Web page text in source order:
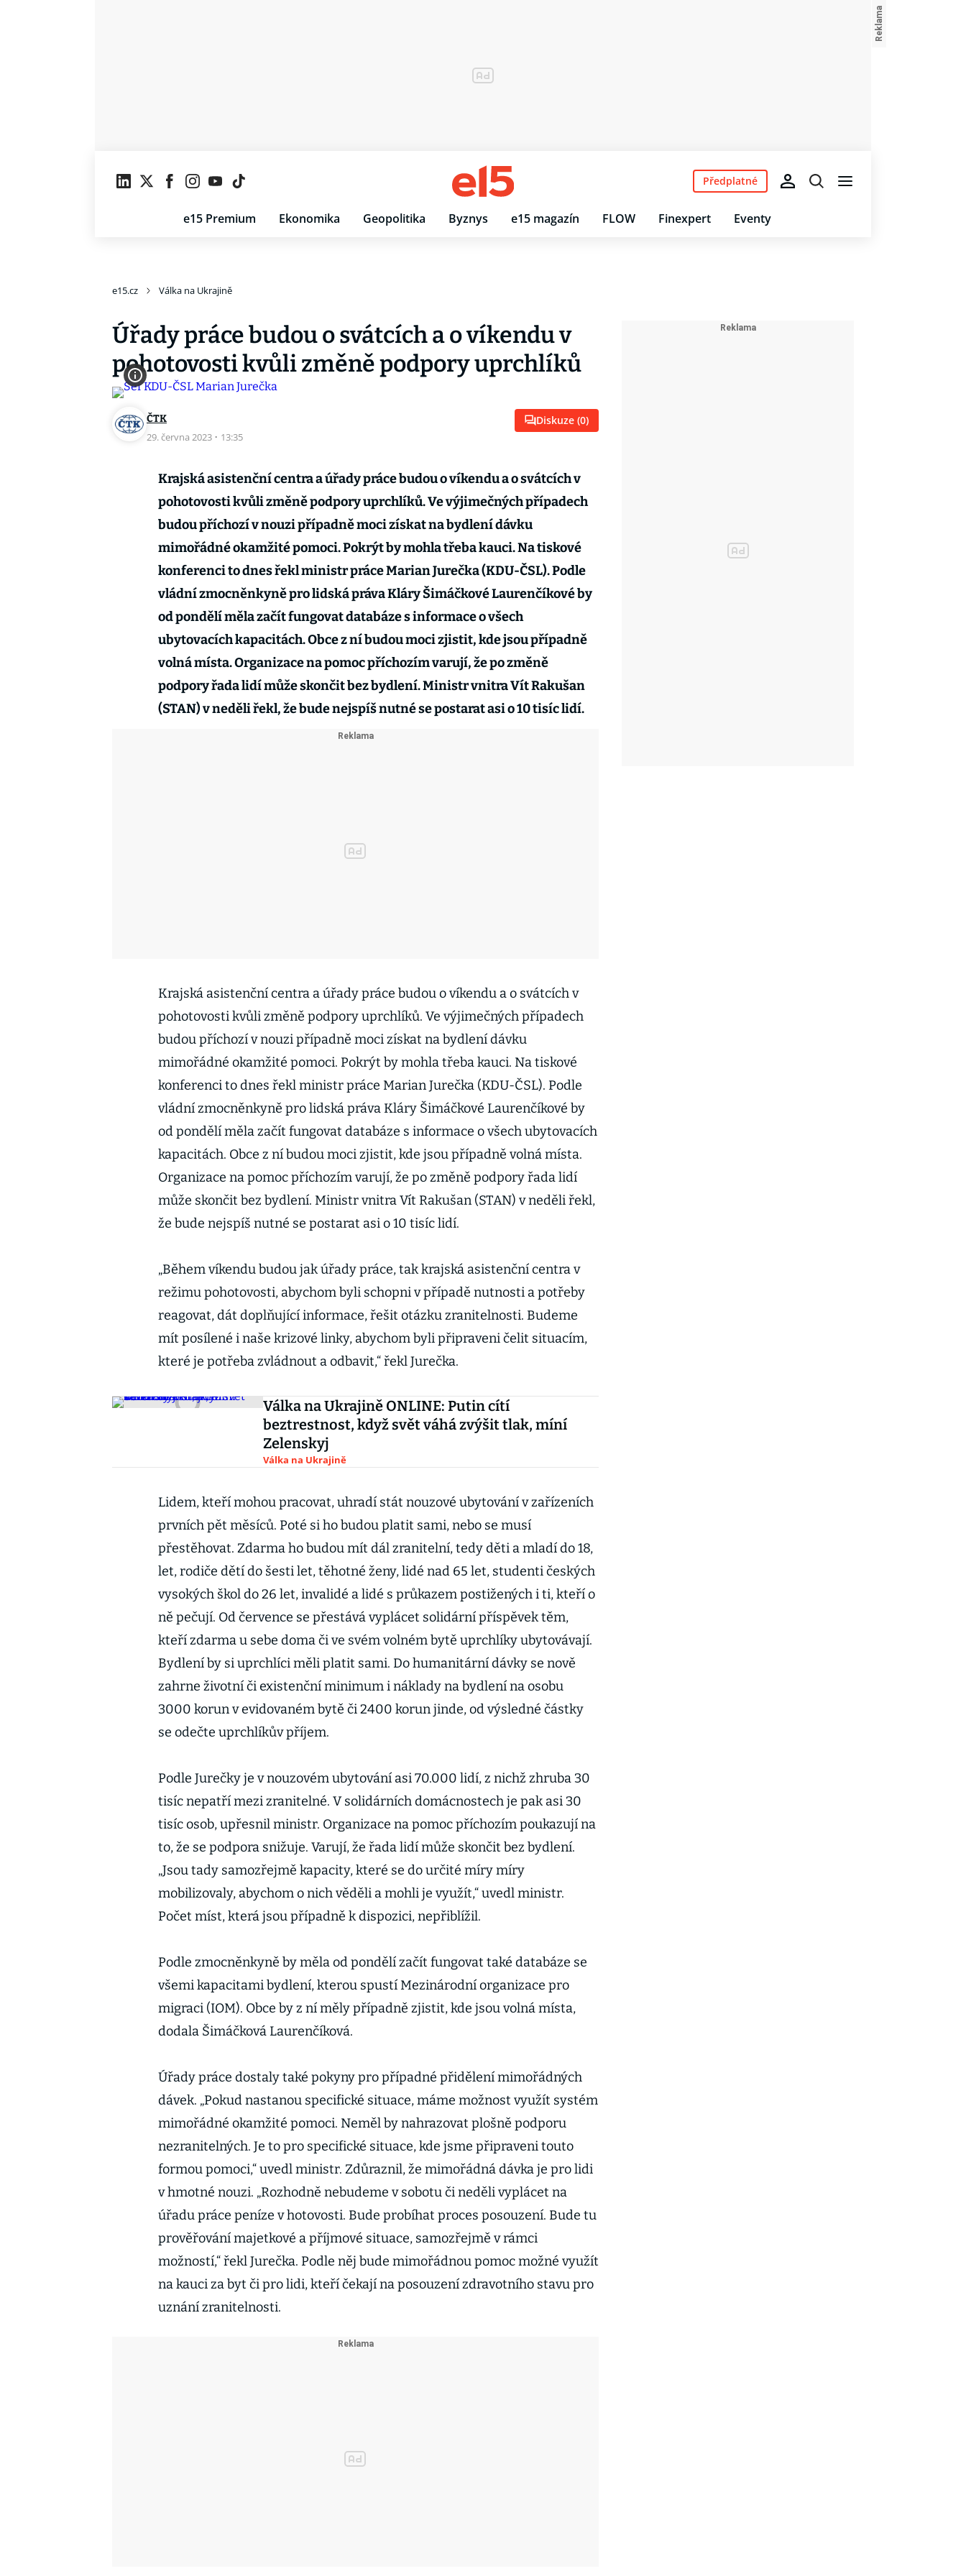
e15 Premium Ekonomika Geopolitika Byznys e15 magazín FLOW Finexpert Eventy
Předplatné
e15.cz Válka na Ukrajině
Úřady práce budou o svátcích a o víkendu v
pohotovosti kvůli změně podpory uprchlíků
ČTK
29. června 2023 · 13:35
Diskuze (0)
Krajská asistenční centra a úřady práce budou o víkendu a o svátcích v
pohotovosti kvůli změně podpory uprchlíků. Ve výjimečných případech
budou příchozí v nouzi případně moci získat na bydlení dávku
mimořádné okamžité pomoci. Pokrýt by mohla třeba kauci. Na tiskové
konferenci to dnes řekl ministr práce Marian Jurečka (KDU-ČSL). Podle
vládní zmocněnkyně pro lidská práva Kláry Šimáčkové Laurenčíkové by
od pondělí měla začít fungovat databáze s informace o všech
ubytovacích kapacitách. Obce z ní budou moci zjistit, kde jsou případně
volná místa. Organizace na pomoc příchozím varují, že po změně
podpory řada lidí může skončit bez bydlení. Ministr vnitra Vít Rakušan
(STAN) v neděli řekl, že bude nejspíš nutné se postarat asi o 10 tisíc lidí.
Krajská asistenční centra a úřady práce budou o víkendu a o svátcích v
pohotovosti kvůli změně podpory uprchlíků. Ve výjimečných případech
budou příchozí v nouzi případně moci získat na bydlení dávku
mimořádné okamžité pomoci. Pokrýt by mohla třeba kauci. Na tiskové
konferenci to dnes řekl ministr práce Marian Jurečka (KDU-ČSL). Podle
vládní zmocněnkyně pro lidská práva Kláry Šimáčkové Laurenčíkové by
od pondělí měla začít fungovat databáze s informace o všech ubytovacích
kapacitách. Obce z ní budou moci zjistit, kde jsou případně volná místa.
Organizace na pomoc příchozím varují, že po změně podpory řada lidí
může skončit bez bydlení. Ministr vnitra Vít Rakušan (STAN) v neděli řekl,
že bude nejspíš nutné se postarat asi o 10 tisíc lidí.
„Během víkendu budou jak úřady práce, tak krajská asistenční centra v
režimu pohotovosti, abychom byli schopni v případě nutnosti a potřeby
reagovat, dát doplňující informace, řešit otázku zranitelnosti. Budeme
mít posílené i naše krizové linky, abychom byli připraveni čelit situacím,
které je potřeba zvládnout a odbavit,“ řekl Jurečka.
Válka na Ukrajině ONLINE: Putin cítí
beztrestnost, když svět váhá zvýšit tlak, míní
Zelenskyj
Válka na Ukrajině
Lidem, kteří mohou pracovat, uhradí stát nouzové ubytování v zařízeních
prvních pět měsíců. Poté si ho budou platit sami, nebo se musí
přestěhovat. Zdarma ho budou mít dál zranitelní, tedy děti a mladí do 18,
let, rodiče dětí do šesti let, těhotné ženy, lidé nad 65 let, studenti českých
vysokých škol do 26 let, invalidé a lidé s průkazem postižených i ti, kteří o
ně pečují. Od července se přestává vyplácet solidární příspěvek těm,
kteří zdarma u sebe doma či ve svém volném bytě uprchlíky ubytovávají.
Bydlení by si uprchlíci měli platit sami. Do humanitární dávky se nově
zahrne životní či existenční minimum i náklady na bydlení na osobu
3000 korun v evidovaném bytě či 2400 korun jinde, od výsledné částky
se odečte uprchlíkův příjem.
Podle Jurečky je v nouzovém ubytování asi 70.000 lidí, z nichž zhruba 30
tisíc nepatří mezi zranitelné. V solidárních domácnostech je pak asi 30
tisíc osob, upřesnil ministr. Organizace na pomoc příchozím poukazují na
to, že se podpora snižuje. Varují, že řada lidí může skončit bez bydlení.
„Jsou tady samozřejmě kapacity, které se do určité míry míry
mobilizovaly, abychom o nich věděli a mohli je využít,“ uvedl ministr.
Počet míst, která jsou případně k dispozici, nepřiblížil.
Podle zmocněnkyně by měla od pondělí začít fungovat také databáze se
všemi kapacitami bydlení, kterou spustí Mezinárodní organizace pro
migraci (IOM). Obce by z ní měly případně zjistit, kde jsou volná místa,
dodala Šimáčková Laurenčíková.
Úřady práce dostaly také pokyny pro případné přidělení mimořádných
dávek. „Pokud nastanou specifické situace, máme možnost využít systém
mimořádné okamžité pomoci. Neměl by nahrazovat plošně podporu
nezranitelných. Je to pro specifické situace, kde jsme připraveni touto
formou pomoci,“ uvedl ministr. Zdůraznil, že mimořádná dávka je pro lidi
v hmotné nouzi. „Rozhodně nebudeme v sobotu či neděli vyplácet na
úřadu práce peníze v hotovosti. Bude probíhat proces posouzení. Bude tu
prověřování majetkové a příjmové situace, samozřejmě v rámci
možností,“ řekl Jurečka. Podle něj bude mimořádnou pomoc možné využít
na kauci za byt či pro lidi, kteří čekají na posouzení zdravotního stavu pro
uznání zranitelnosti.